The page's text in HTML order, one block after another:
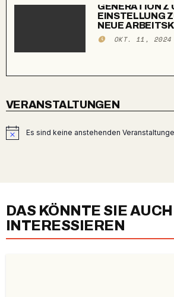
GENERATION Z
EINSTELLUNG
NEUE
OKT. 11, 2024
VERANSTALTUNGEN
HinweisEs sind keine anstehenden
DAS KÖNNTE SIE AUCH
INTERESSIEREN